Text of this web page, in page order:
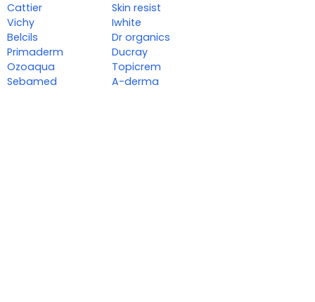
Cattier
Vichy
Belcils
Primaderm
Ozoaqua
Sebamed
Skin resist
Iwhite
Dr organics
Ducray
Topicrem
A-derma